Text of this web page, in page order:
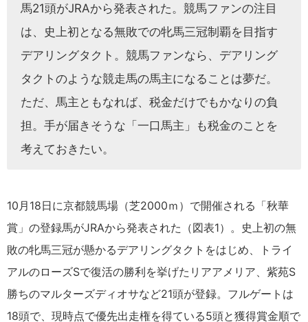
馬21頭がJRAから発表された。競馬ファンの注目
は、史上初となる無敗での牝馬三冠制覇を目指す
デアリングタクト。競馬ファンなら、デアリング
タクトのような競走馬の馬主になることは夢だ。
ただ、馬主ともなれば、税金だけでもかなりの負
担。手が届きそうな「一口馬主」も税金のことを
考えておきたい。
10月18日に京都競馬場（芝2000ｍ）で開催される「秋華
賞」の登録馬がJRAから発表された（図表1）。史上初の無
敗の牝馬三冠が懸かるデアリングタクトをはじめ、トライ
アルのローズSで復活の勝利を挙げたリアアメリア、紫苑S
勝ちのマルターズディオサなど21頭が登録。フルゲートは
18頭で、現時点で優先出走権を得ている5頭と獲得賞金順で